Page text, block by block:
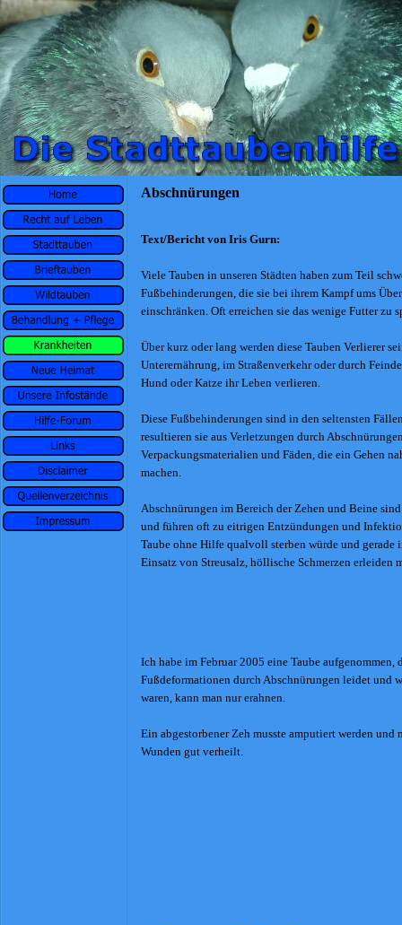
Abschnürungen
Text/Bericht von Iris Gurn:
Viele Tauben in unseren Städten haben zum Teil
Fußbehinderungen, die sie bei ihrem Kampf ums
einschränken. Oft erreichen sie das wenige Futter zu
Über kurz oder lang werden diese Tauben Verlierer
Unterernährung, im Straßenverkehr oder durch
Hund oder Katze ihr Leben verlieren.
Diese Fußbehinderungen sind in den seltensten
resultieren sie aus Verletzungen durch
Verpackungsmaterialien und Fäden, die ein Gehen
machen.
Abschnürungen im Bereich der Zehen und Beine
und führen oft zu eitrigen Entzündungen und
Taube ohne Hilfe qualvoll sterben würde und gerade
Einsatz von Streusalz, höllische Schmerzen erleiden
Ich habe im Februar 2005 eine Taube aufgenommen,
Fußdeformationen durch Abschnürungen leidet und
waren, kann man nur erahnen.
Ein abgestorbener Zeh musste amputiert werden
Wunden gut verheilt.